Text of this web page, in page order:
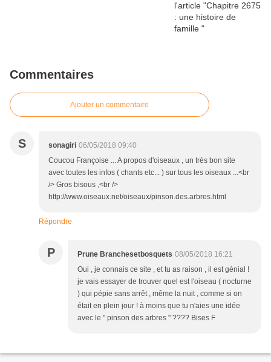
Commentaires
Ajouter un commentaire
S sonagiri 06/05/2018 09:40
Coucou Françoise ... A propos d'oiseaux , un très bon site
avec toutes les infos ( chants etc... ) sur tous les oiseaux ...<br
/> Gros bisous ,<br />
http://www.oiseaux.net/oiseaux/pinson.des.arbres.html
Répondre
P Prune Branchesetbosquets 08/05/2018 16:21
Oui , je connais ce site , et tu as raison , il est génial !
je vais essayer de trouver quel est l'oiseau ( nocturne
) qui pépie sans arrêt , même la nuit , comme si on
était en plein jour ! à moins que tu n'aies une idée
avec le " pinson des arbres " ???? Bises F